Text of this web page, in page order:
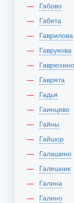
Габово
Габята
Гаврилова
Гаврукова
Гаврюхино
Гаврята
Гадья
Гаинцево
Гайны
Гайшор
Галашино
Галешник
Галина
Галино